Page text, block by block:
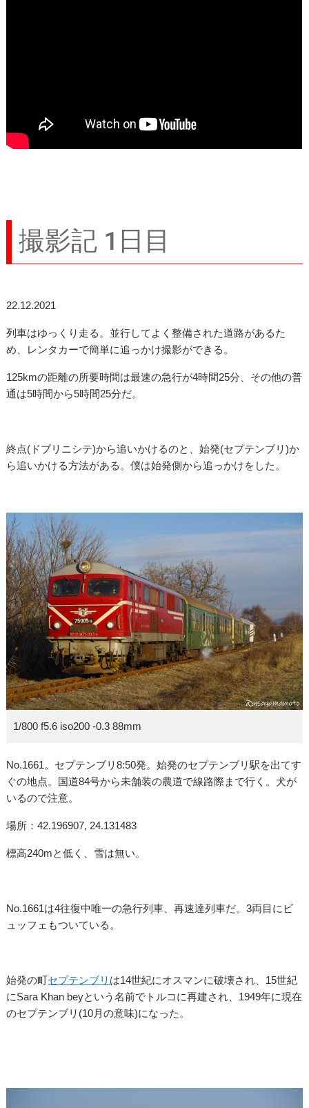
撮影記 1日目
22.12.2021
列車はゆっくり走る。並行してよく整備された道路があるた
め、レンタカーで簡単に追っかけ撮影ができる。
125kmの距離の所要時間は最速の急行が4時間25分、その他の普
通は5時間から5時間25分だ。
終点(ドブリニシテ)から追いかけるのと、始発(セプテンブリ)か
ら追いかける方法がある。僕は始発側から追っかけをした。
1/800 f5.6 iso200 -0.3 88mm
No.1661。セプテンブリ8:50発。始発のセプテンブリ駅を出てす
ぐの地点。国道84号から未舗装の農道で線路際まで行く。犬が
いるので注意。
場所：42.196907, 24.131483
標高240mと低く、雪は無い。
No.1661は4往復中唯一の急行列車、再速達列車だ。3両目にビ
ュッフェもついている。
始発の町セプテンブリ は14世紀にオスマンに破壊され、15世紀
にSara Khan beyという名前でトルコに再建され、1949年に現在
のセプテンブリ(10月の意味)になった。